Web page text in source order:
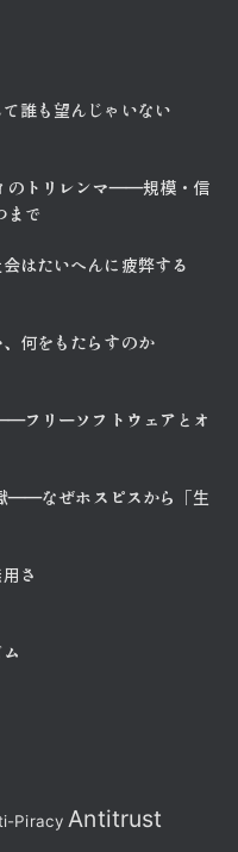
誰も望んじゃいない
のトリレンマ――規模・信
まで
はたいへんに疲弊する
、何をもたらすのか
フリーソフトウェアとオ
――なぜホスピスから「生
さ
Piracy Antitrust